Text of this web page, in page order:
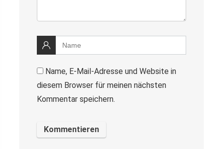
Name, E-Mail-Adresse und Website in
diesem Browser für meinen nächsten
Kommentar speichern.